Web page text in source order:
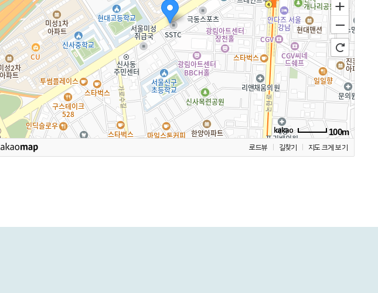
100m
로드뷰 길찾기 지도 크게 보기